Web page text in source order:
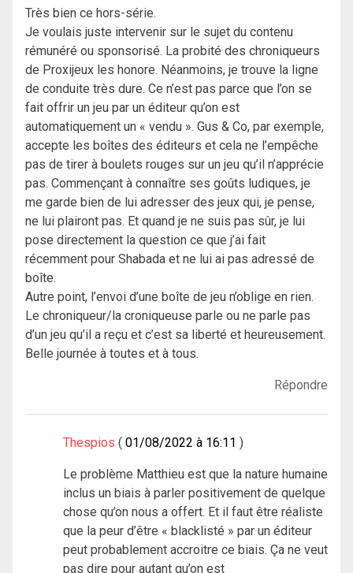
Très bien ce hors-série.
Je voulais juste intervenir sur le sujet du contenu
rémunéré ou sponsorisé. La probité des chroniqueurs
de Proxijeux les honore. Néanmoins, je trouve la ligne
de conduite très dure. Ce n’est pas parce que l’on se
fait offrir un jeu par un éditeur qu’on est
automatiquement un « vendu ». Gus & Co, par exemple,
accepte les boîtes des éditeurs et cela ne l’empêche
pas de tirer à boulets rouges sur un jeu qu’il n’apprécie
pas. Commençant à connaître ses goûts ludiques, je
me garde bien de lui adresser des jeux qui, je pense,
ne lui plairont pas. Et quand je ne suis pas sûr, je lui
pose directement la question ce que j’ai fait
récemment pour Shabada et ne lui ai pas adressé de
boîte.
Autre point, l’envoi d’une boîte de jeu n’oblige en rien.
Le chroniqueur/la croniqueuse parle ou ne parle pas
d’un jeu qu’il a reçu et c’est sa liberté et heureusement.
Belle journée à toutes et à tous.
Répondre
Thespios 01/08/2022 à 16:11
Le problème Matthieu est que la nature humaine
inclus un biais à parler positivement de quelque
chose qu’on nous a offert. Et il faut être réaliste
que la peur d’être « blacklisté » par un éditeur
peut probablement accroitre ce biais. Ça ne veut
pas dire pour autant qu’on est